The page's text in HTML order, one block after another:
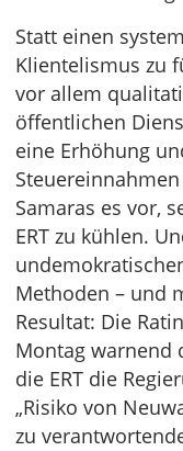
Statt einen
Klientelismus zu
vor allem
öffentlichen
eine Erhöhung
Samaras es vor,
ERT zu kühlen.
Methoden – und
Resultat: Die
Montag warnend
die ERT die
„Risiko von
zu